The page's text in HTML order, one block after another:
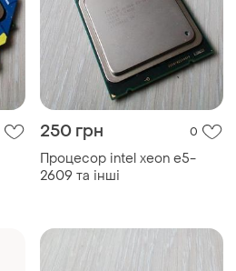
250 грн 0
Процесор intel xeon e5-
2609 та інші